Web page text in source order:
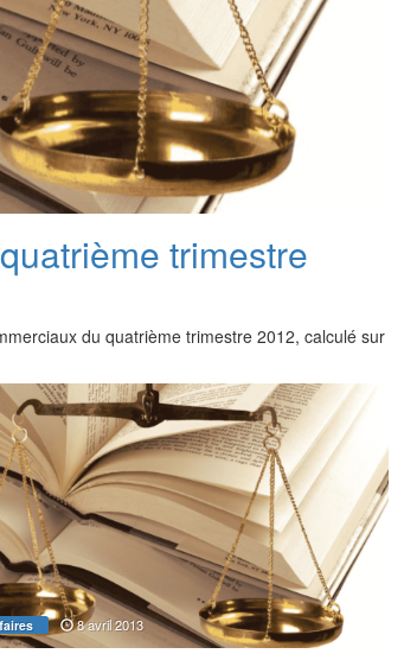
trimestre
du quatrième trimestre 2012, calculé sur
8 avril 2013